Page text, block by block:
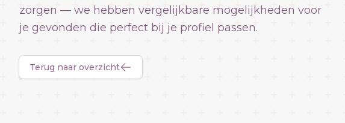
zorgen — we hebben vergelijkbare mogelijkheden voor
je gevonden die perfect bij je profiel passen.
Terug naar overzicht